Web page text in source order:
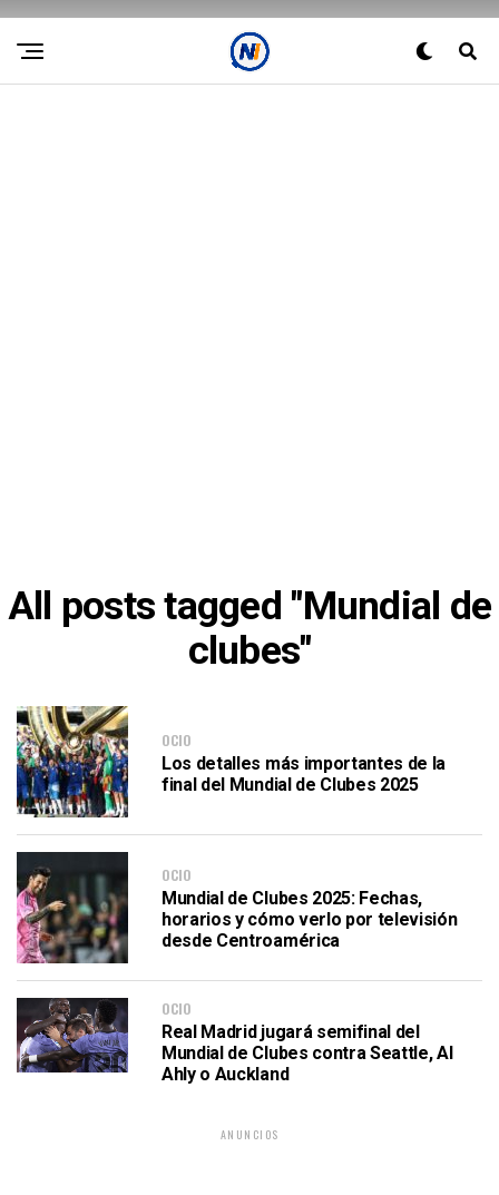
All posts tagged "Mundial de
clubes"
OCIO
Los detalles más importantes de la
final del Mundial de Clubes 2025
OCIO
Mundial de Clubes 2025: Fechas,
horarios y cómo verlo por televisión
desde Centroamérica
OCIO
Real Madrid jugará semifinal del
Mundial de Clubes contra Seattle, Al
Ahly o Auckland
ANUNCIOS